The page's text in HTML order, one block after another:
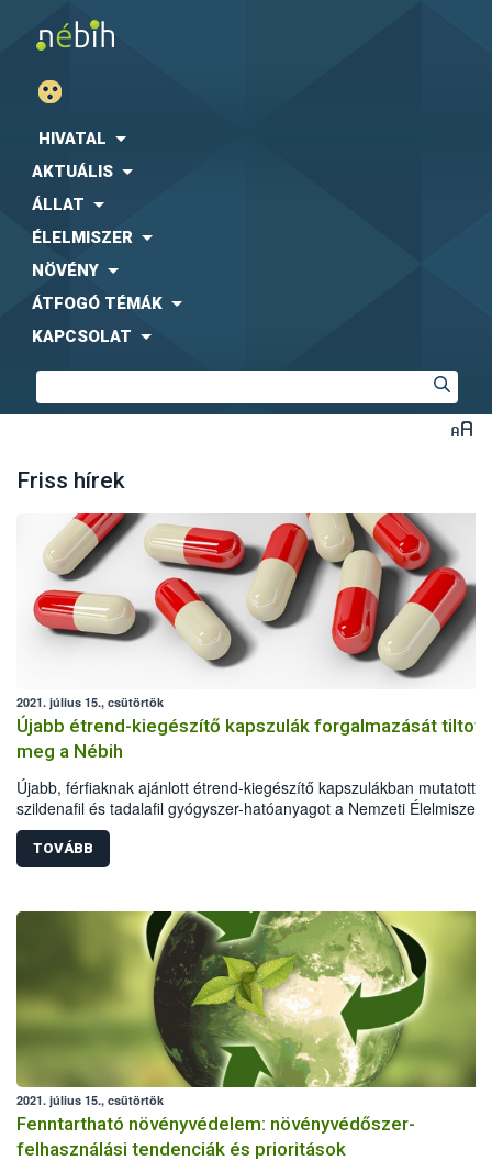
HIVATAL
AKTUÁLIS
ÁLLAT
ÉLELMISZER
NÖVÉNY
ÁTFOGÓ TÉMÁK
KAPCSOLAT
Friss hírek
2021. július 15., csütörtök
Újabb étrend-kiegészítő kapszulák forgalmazását
meg a Nébih
Újabb, férfiaknak ajánlott étrend-kiegészítő kapszulákban mutatott ki
szildenafil és tadalafil gyógyszer-hatóanyagot a Nemzeti
biztonsági Hivatal (Nébih) laboratóriuma. A hivatal kötelezte a
forgalmazót – minőségmegőrzési időre való tekintet nélkül – a
kereskedelmi forgalomból való azonnali kivonására és a
további forgalmazását.
TOVÁBB
2021. július 15., csütörtök
Fenntartható növényvédelem: növényvédőszer-
felhasználási tendenciák és prioritások